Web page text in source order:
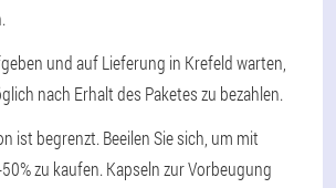
und auf Lieferung in Krefeld warten,
nach Erhalt des Paketes zu bezahlen.
ist begrenzt. Beeilen Sie sich, um mit
zu kaufen. Kapseln zur Vorbeugung